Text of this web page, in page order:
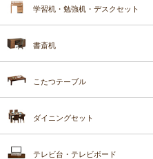
学習机・勉強机・デスクセット
書斎机
こたつテーブル
ダイニングセット
テレビ台・テレビボード